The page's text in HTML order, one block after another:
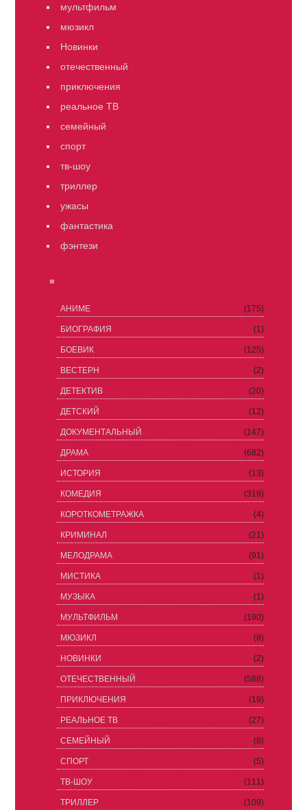
мультфильм
мюзикл
Новинки
отечественный
приключения
реальное ТВ
семейный
спорт
тв-шоу
триллер
ужасы
фантастика
фэнтези
≡
АНИМЕ (175)
БИОГРАФИЯ (1)
БОЕВИК (125)
ВЕСТЕРН (2)
ДЕТЕКТИВ (20)
ДЕТСКИЙ (12)
ДОКУМЕНТАЛЬНЫЙ (147)
ДРАМА (682)
ИСТОРИЯ (13)
КОМЕДИЯ (319)
КОРОТКОМЕТРАЖКА (4)
КРИМИНАЛ (21)
МЕЛОДРАМА (91)
МИСТИКА (1)
МУЗЫКА (1)
МУЛЬТФИЛЬМ (190)
МЮЗИКЛ (8)
НОВИНКИ (2)
ОТЕЧЕСТВЕННЫЙ (588)
ПРИКЛЮЧЕНИЯ (19)
РЕАЛЬНОЕ ТВ (27)
СЕМЕЙНЫЙ (8)
СПОРТ (5)
ТВ-ШОУ (111)
ТРИЛЛЕР (109)